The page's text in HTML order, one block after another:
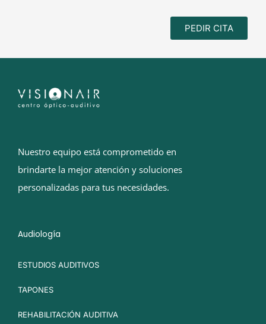
PEDIR CITA
Nuestro equipo está comprometido en
brindarte la mejor atención y soluciones
personalizadas para tus necesidades.
Audiología
ESTUDIOS AUDITIVOS
TAPONES
REHABILITACIÓN AUDITIVA